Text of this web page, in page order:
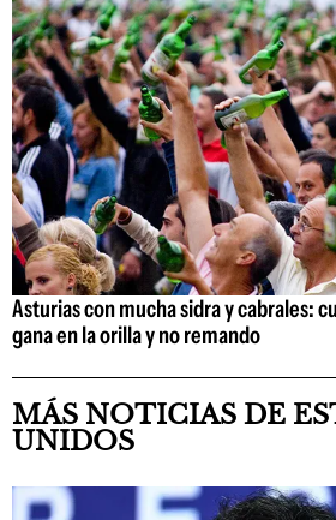
Asturias con mucha sidra y cabrales:
gana en la orilla y no remando
MÁS NOTICIAS DE
UNIDOS